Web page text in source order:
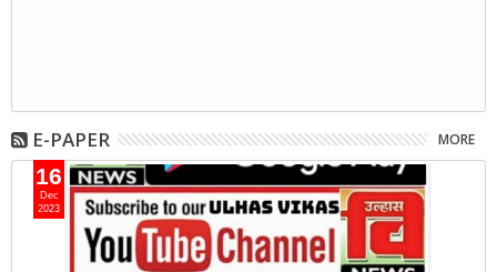
E-PAPER MORE
16
Dec
2023